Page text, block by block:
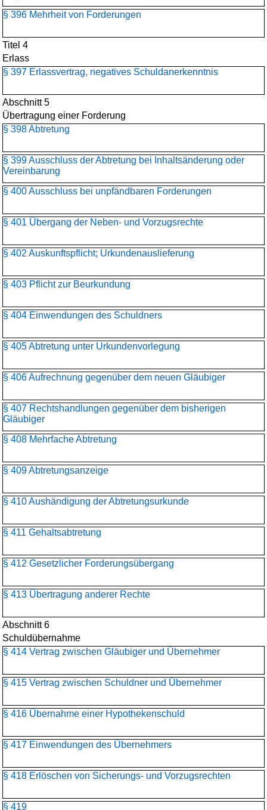
§ 396 Mehrheit von Forderungen
Titel 4
Erlass
§ 397 Erlassvertrag, negatives Schuldanerkenntnis
Abschnitt 5
Übertragung einer Forderung
§ 398 Abtretung
§ 399 Ausschluss der Abtretung bei Inhaltsänderung oder
Vereinbarung
§ 400 Ausschluss bei unpfändbaren Forderungen
§ 401 Übergang der Neben- und Vorzugsrechte
§ 402 Auskunftspflicht; Urkundenauslieferung
§ 403 Pflicht zur Beurkundung
§ 404 Einwendungen des Schuldners
§ 405 Abtretung unter Urkundenvorlegung
§ 406 Aufrechnung gegenüber dem neuen Gläubiger
§ 407 Rechtshandlungen gegenüber dem bisherigen
Gläubiger
§ 408 Mehrfache Abtretung
§ 409 Abtretungsanzeige
§ 410 Aushändigung der Abtretungsurkunde
§ 411 Gehaltsabtretung
§ 412 Gesetzlicher Forderungsübergang
§ 413 Übertragung anderer Rechte
Abschnitt 6
Schuldübernahme
§ 414 Vertrag zwischen Gläubiger und Übernehmer
§ 415 Vertrag zwischen Schuldner und Übernehmer
§ 416 Übernahme einer Hypothekenschuld
§ 417 Einwendungen des Übernehmers
§ 418 Erlöschen von Sicherungs- und Vorzugsrechten
§ 419